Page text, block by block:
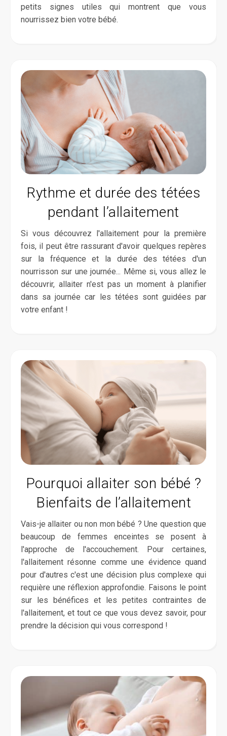
petits signes utiles qui montrent que vous
nourrissez bien votre bébé.
Rythme et durée des tétées
pendant l’allaitement
Si vous découvrez l'allaitement pour la première
fois, il peut être rassurant d'avoir quelques repères
sur la fréquence et la durée des tétées d'un
nourrisson sur une journée... Même si, vous allez le
découvrir, allaiter n'est pas un moment à planifier
dans sa journée car les tétées sont guidées par
votre enfant !
Pourquoi allaiter son bébé ?
Bienfaits de l’allaitement
Vais-je allaiter ou non mon bébé ? Une question que
beaucoup de femmes enceintes se posent à
l'approche de l'accouchement. Pour certaines,
l'allaitement résonne comme une évidence quand
pour d'autres c'est une décision plus complexe qui
requière une réflexion approfondie. Faisons le point
sur les bénéfices et les petites contraintes de
l'allaitement, et tout ce que vous devez savoir, pour
prendre la décision qui vous correspond !